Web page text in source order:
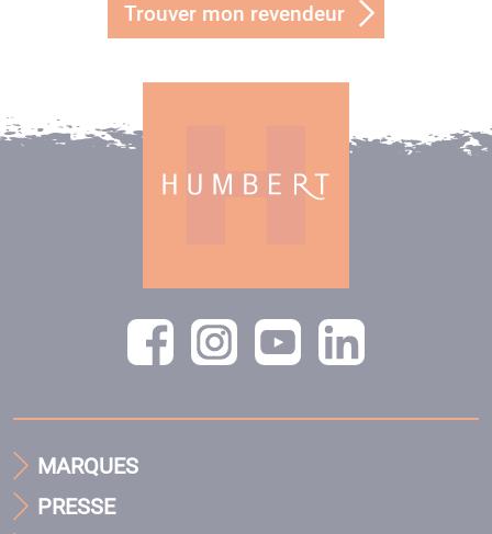
Trouver mon revendeur
MARQUES
PRESSE